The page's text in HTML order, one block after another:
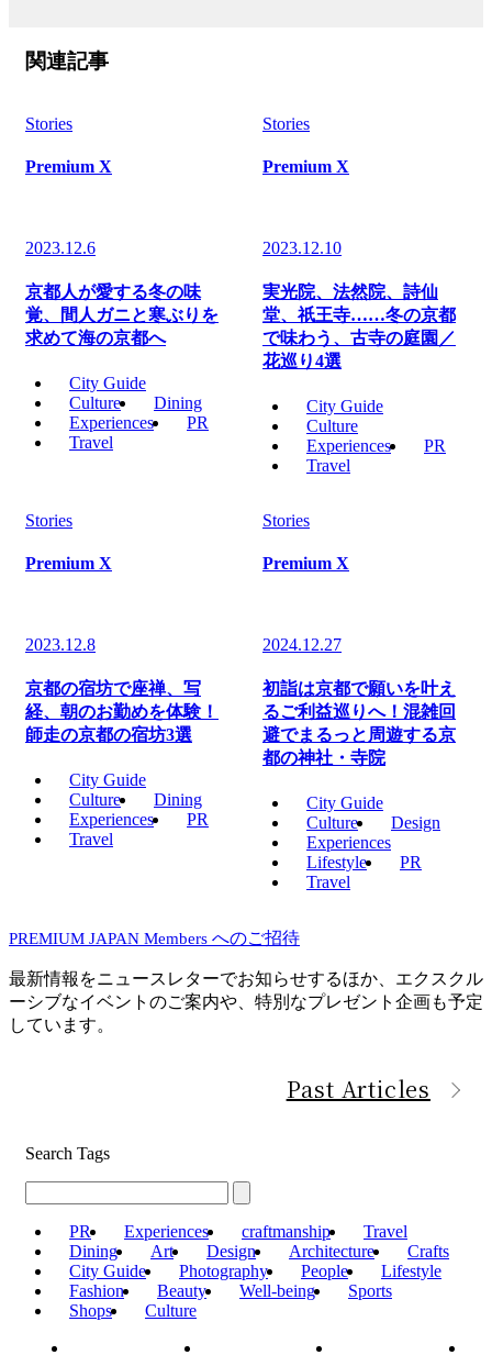
関連記事
Stories
Premium X
2023.12.6
京都人が愛する冬の味
覚、間人ガニと寒ぶりを
求めて海の京都へ
City Guide
Culture
Dining
Experiences
PR
Travel
Stories
Premium X
2023.12.10
実光院、法然院、詩仙
堂、祇王寺……冬の京都
で味わう、古寺の庭園／
花巡り4選
City Guide
Culture
Experiences
PR
Travel
Stories
Premium X
2023.12.8
京都の宿坊で座禅、写
経、朝のお勤めを体験！
師走の京都の宿坊3選
City Guide
Culture
Dining
Experiences
PR
Travel
Stories
Premium X
2024.12.27
初詣は京都で願いを叶え
るご利益巡りへ！混雑回
避でまるっと周遊する京
都の神社・寺院
City Guide
Culture
Design
Experiences
Lifestyle
PR
Travel
PREMIUM JAPAN Members へのご招待
最新情報をニュースレターでお知らせするほか、エクスクル
ーシブなイベントのご案内や、特別なプレゼント企画も予定
しています。
Past Articles
Search Tags
PR Experiences craftmanship
Travel
Dining
Art Design Architecture
Crafts
City Guide
Photography People
Lifestyle
Fashion
Beauty Well-being
Sports
Shops
Culture